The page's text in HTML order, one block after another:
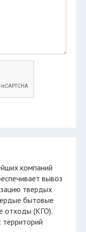
вывоз
твердых
бытовые
отходы (КГО).